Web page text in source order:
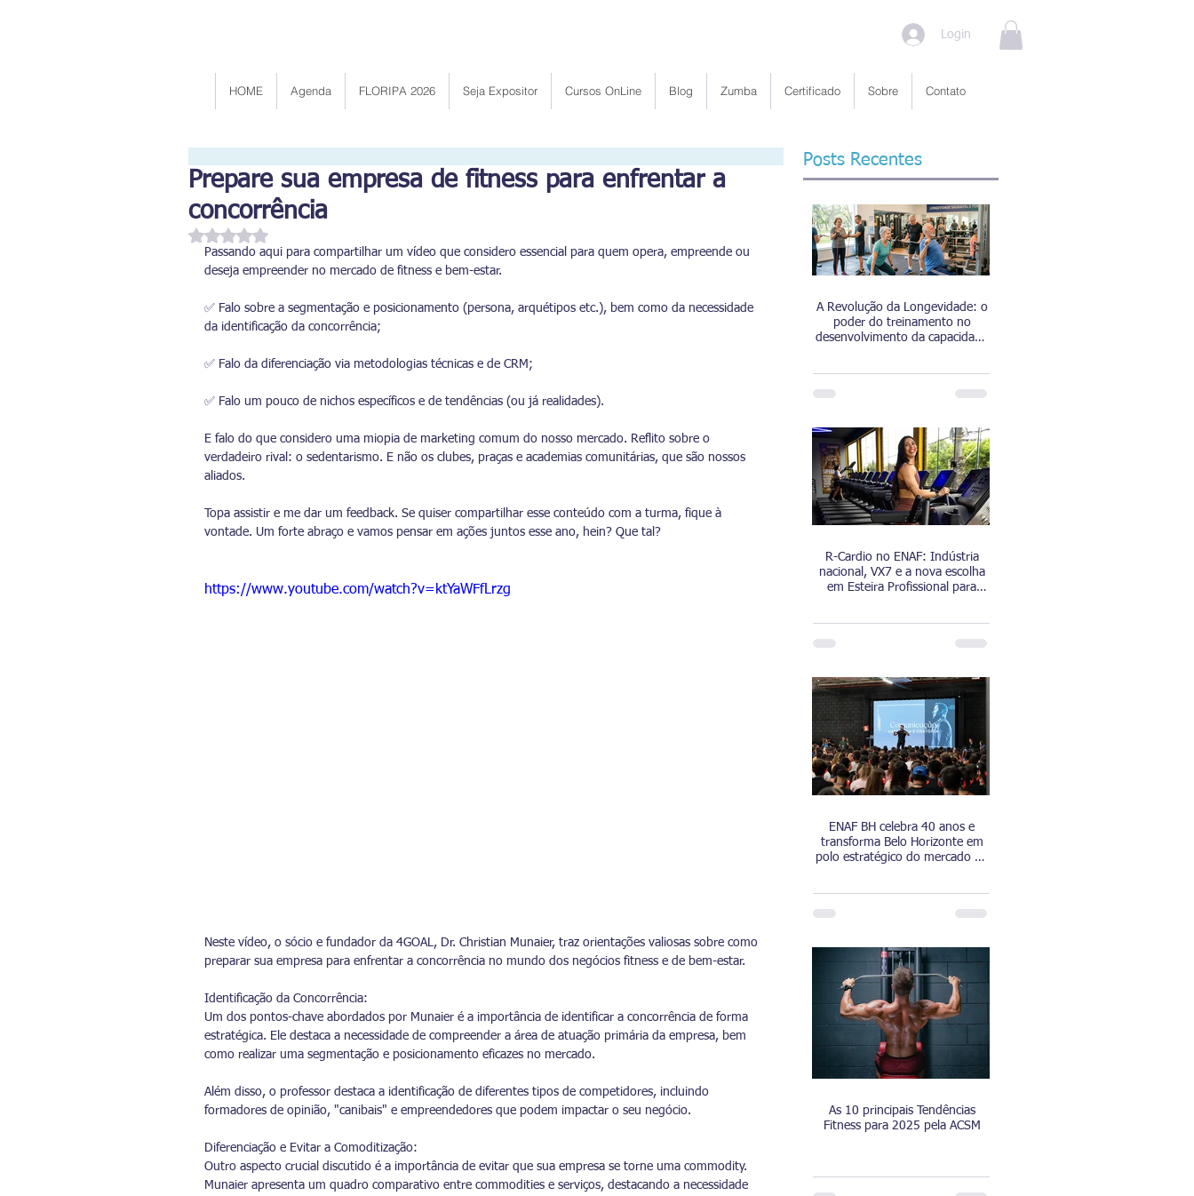
Login
HOME Agenda FLORIPA 2026 Seja Expositor Cursos OnLine Blog Zumba Certificado Sobre Contato
Prepare sua empresa de fitness para enfrentar a
concorrência
Avaliado com NaN de 5 estrelas.
Passando aqui para compartilhar um vídeo que considero essencial para quem opera, empreende ou
deseja empreender no mercado de fitness e bem-estar.
✅ Falo sobre a segmentação e posicionamento (persona, arquétipos etc.), bem como da necessidade
da identificação da concorrência;
✅ Falo da diferenciação via metodologias técnicas e de CRM;
✅ Falo um pouco de nichos específicos e de tendências (ou já realidades).
E falo do que considero uma miopia de marketing comum do nosso mercado. Reflito sobre o
verdadeiro rival: o sedentarismo. E não os clubes, praças e academias comunitárias, que são nossos
aliados.
Topa assistir e me dar um feedback. Se quiser compartilhar esse conteúdo com a turma, fique à
vontade. Um forte abraço e vamos pensar em ações juntos esse ano, hein? Que tal?
https://www.youtube.com/watch?v=ktYaWFfLrzg
Neste vídeo, o sócio e fundador da 4GOAL, Dr. Christian Munaier, traz orientações valiosas sobre como
preparar sua empresa para enfrentar a concorrência no mundo dos negócios fitness e de bem-estar.
Identificação da Concorrência:
Um dos pontos-chave abordados por Munaier é a importância de identificar a concorrência de forma
estratégica. Ele destaca a necessidade de compreender a área de atuação primária da empresa, bem
como realizar uma segmentação e posicionamento eficazes no mercado.
Além disso, o professor destaca a identificação de diferentes tipos de competidores, incluindo
formadores de opinião, "canibais" e empreendedores que podem impactar o seu negócio.
Diferenciação e Evitar a Comoditização:
Outro aspecto crucial discutido é a importância de evitar que sua empresa se torne uma commodity.
Munaier apresenta um quadro comparativo entre commodities e serviços, destacando a necessidade
Posts Recentes
A Revolução da Longevidade: o
poder do treinamento no
desenvolvimento da capacidade
R-Cardio no ENAF: Indústria
nacional, VX7 e a nova escolha
em Esteira Profissional para
ENAF BH celebra 40 anos e
transforma Belo Horizonte em
polo estratégico do mercado de
As 10 principais Tendências
Fitness para 2025 pela ACSM